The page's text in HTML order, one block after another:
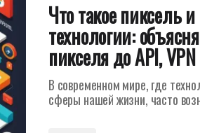
Что такое пиксель
технологии:
пикселя до API,
В современном мире, где
сферы нашей жизни, часто